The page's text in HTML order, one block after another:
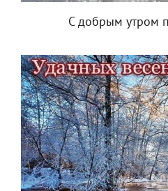
С добрым утром